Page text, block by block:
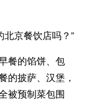
北京餐饮店吗？”
餐的馅饼、包
的披萨、汉堡，
被预制菜包围